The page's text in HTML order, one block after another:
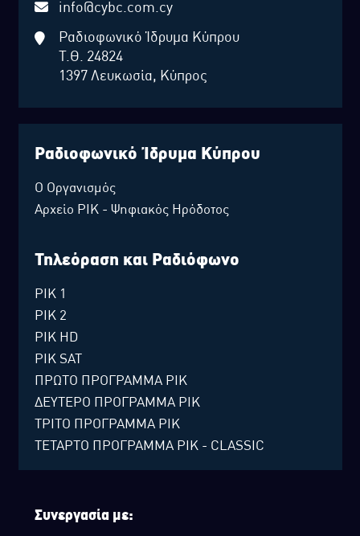
info@cybc.com.cy
Ραδιοφωνικό Ίδρυμα Κύπρου
Τ.Θ. 24824
1397 Λευκωσία, Κύπρος
Ραδιοφωνικό Ίδρυμα Κύπρου
Ο Οργανισμός
Αρχείο ΡΙΚ - Ψηφιακός Ηρόδοτος
Τηλεόραση και Ραδιόφωνο
ΡΙΚ 1
ΡΙΚ 2
ΡΙΚ HD
ΡΙΚ SAT
ΠΡΩΤΟ ΠΡΟΓΡΑΜΜΑ ΡΙΚ
ΔΕΥΤΕΡΟ ΠΡΟΓΡΑΜΜΑ ΡΙΚ
ΤΡΙΤΟ ΠΡΟΓΡΑΜΜΑ ΡΙΚ
ΤΕΤΑΡΤΟ ΠΡΟΓΡΑΜΜΑ ΡΙΚ - CLASSIC
Συνεργασία με: